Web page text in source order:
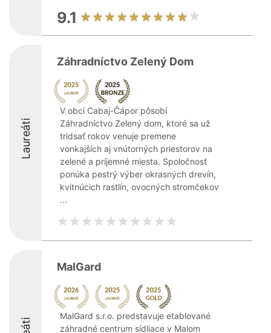
9.1
Laureáti
Záhradníctvo Zelený Dom
V obci Cabaj-Čápor pôsobí
Záhradníctvo Zelený dom, ktoré sa už
tridsať rokov venuje premene
vonkajších aj vnútorných priestorov na
zelené a príjemné miesta. Spoločnosť
ponúka pestrý výber okrasných drevín,
kvitnúcich rastlín, ovocných stromčekov
...
MalGard
MalGard s.r.o. predstavuje etablované
záhradné centrum sídliace v Malom